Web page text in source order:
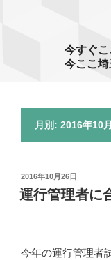
今すぐこ
今ここ
月別: 2016年10月
投
稿
日:
2016年10月26日
運行管理者に
今年の運行管理者